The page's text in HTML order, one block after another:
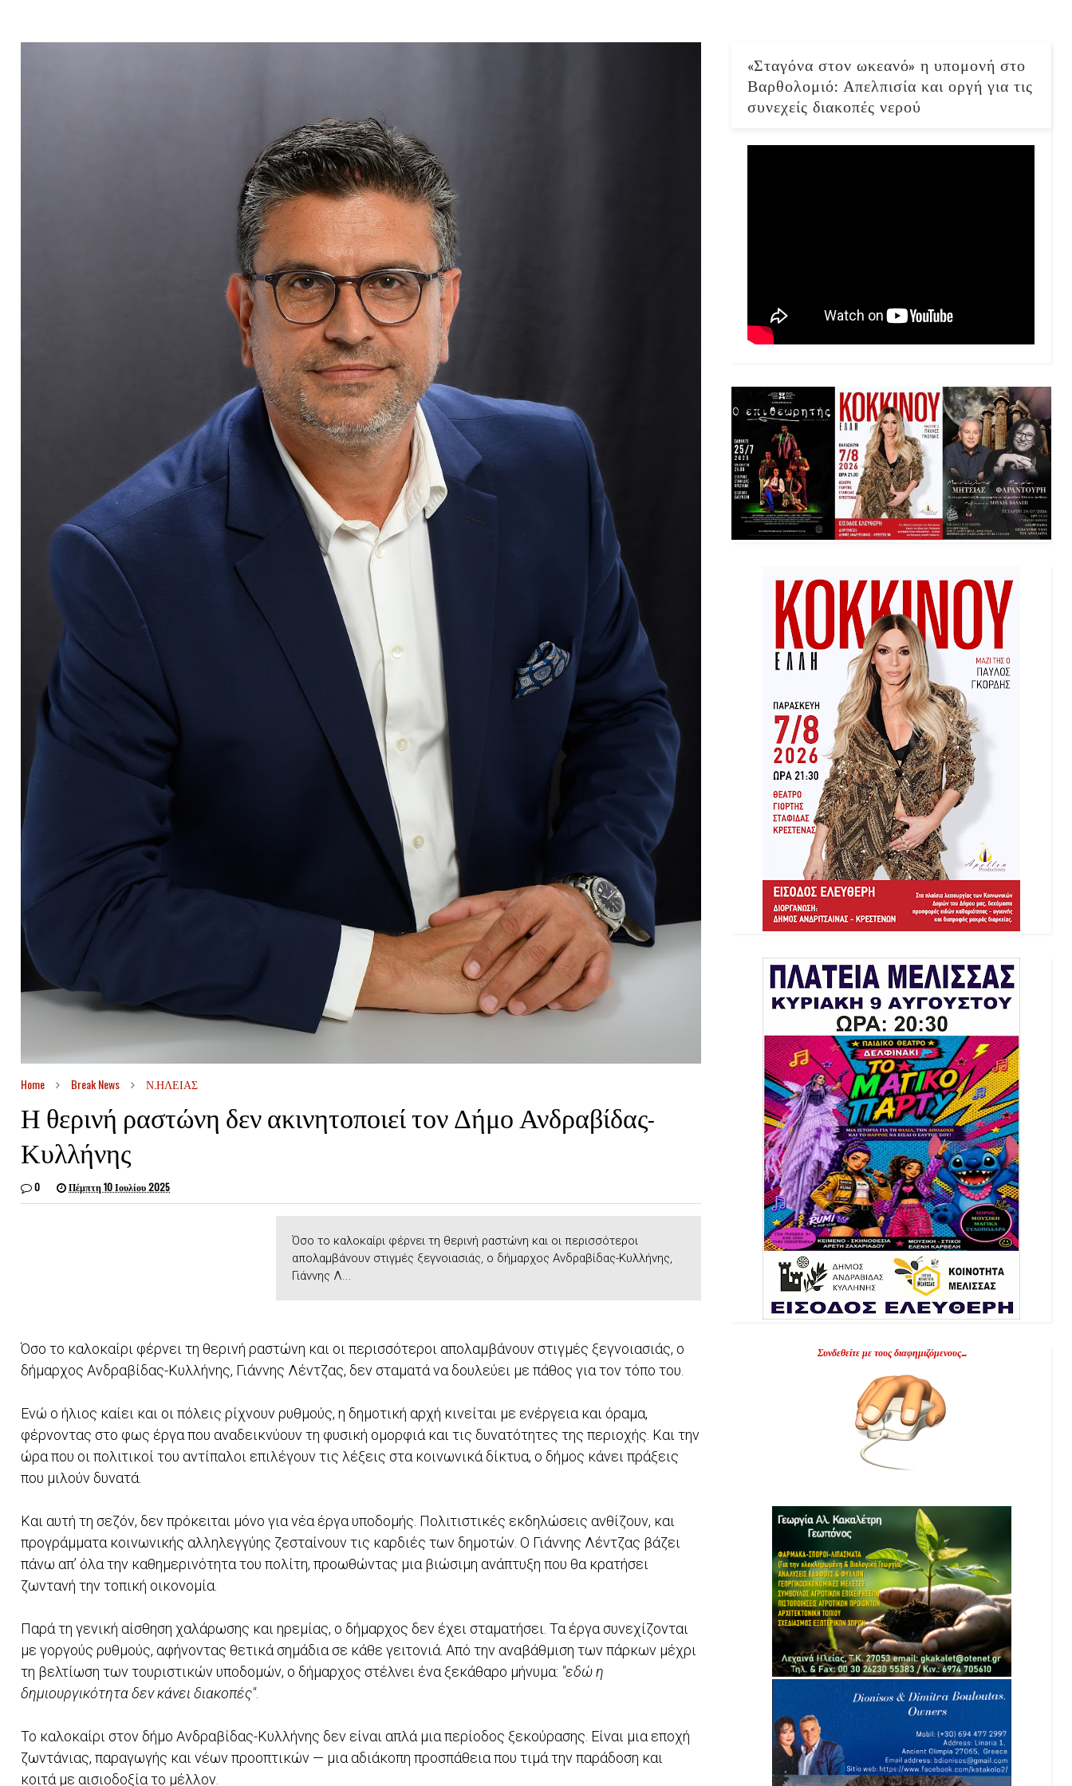
Home Break News Ν.ΗΛΕΙΑΣ
Η θερινή ραστώνη δεν ακινητοποιεί τον Δήμο Ανδραβίδας-
Κυλλήνης
0 Πέμπτη 10 Ιουλίου 2025
Όσο το καλοκαίρι φέρνει τη θερινή ραστώνη και οι περισσότεροι
απολαμβάνουν στιγμές ξεγνοιασιάς, ο δήμαρχος Ανδραβίδας-Κυλλήνης,
Γιάννης Λ...
Όσο το καλοκαίρι φέρνει τη θερινή ραστώνη και οι περισσότεροι απολαμβάνουν στιγμές ξεγνοιασιάς, ο
δήμαρχος Ανδραβίδας-Κυλλήνης, Γιάννης Λέντζας, δεν σταματά να δουλεύει με πάθος για τον τόπο του.
Ενώ ο ήλιος καίει και οι πόλεις ρίχνουν ρυθμούς, η δημοτική αρχή κινείται με ενέργεια και όραμα,
φέρνοντας στο φως έργα που αναδεικνύουν τη φυσική ομορφιά και τις δυνατότητες της περιοχής. Και την
ώρα που οι πολιτικοί του αντίπαλοι επιλέγουν τις λέξεις στα κοινωνικά δίκτυα, ο δήμος κάνει πράξεις
που μιλούν δυνατά.
Και αυτή τη σεζόν, δεν πρόκειται μόνο για νέα έργα υποδομής. Πολιτιστικές εκδηλώσεις ανθίζουν, και
προγράμματα κοινωνικής αλληλεγγύης ζεσταίνουν τις καρδιές των δημοτών. Ο Γιάννης Λέντζας βάζει
πάνω απ’ όλα την καθημερινότητα του πολίτη, προωθώντας μια βιώσιμη ανάπτυξη που θα κρατήσει
ζωντανή την τοπική οικονομία.
Παρά τη γενική αίσθηση χαλάρωσης και ηρεμίας, ο δήμαρχος δεν έχει σταματήσει. Τα έργα συνεχίζονται
με γοργούς ρυθμούς, αφήνοντας θετικά σημάδια σε κάθε γειτονιά. Από την αναβάθμιση των πάρκων μέχρι
τη βελτίωση των τουριστικών υποδομών, ο δήμαρχος στέλνει ένα ξεκάθαρο μήνυμα: "εδώ η
δημιουργικότητα δεν κάνει διακοπές".
Το καλοκαίρι στον δήμο Ανδραβίδας-Κυλλήνης δεν είναι απλά μια περίοδος ξεκούρασης. Είναι μια εποχή
ζωντάνιας, παραγωγής και νέων προοπτικών — μια αδιάκοπη προσπάθεια που τιμά την παράδοση και
κοιτά με αισιοδοξία το μέλλον.
«Σταγόνα στον ωκεανό» η υπομονή στο
Βαρθολομιό: Απελπισία και οργή για τις
συνεχείς διακοπές νερού
Συνδεθείτε με τους διαφημιζόμενους...